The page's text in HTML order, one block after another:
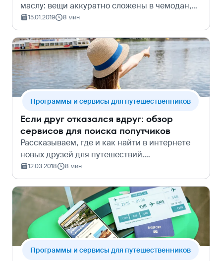
маслу: вещи аккуратно сложены в чемодан,
рейсы не задерживают и с погодой повезло.
Да и в целом круто, когда все детали поездки
складываются в идеальный па…
15.01.2019 8 мин
Программы и сервисы для путешественников
Если друг отказался вдруг: обзор
сервисов для поиска попутчиков
Рассказываем, где и как найти в интернете
новых друзей для путешествий.
Рассматриваем популярные российские
сервисы и соцсети. Даём рекомендации, как
успеть найти попутчика, даже если до
отпуска остал…
12.03.2018 8 мин
Программы и сервисы для путешественников